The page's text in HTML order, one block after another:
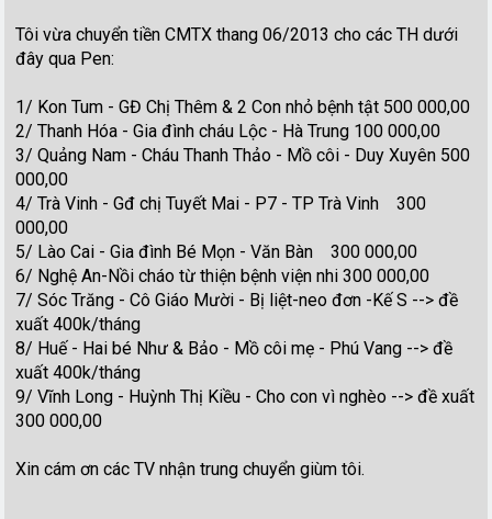
Tôi vừa chuyển tiền CMTX thang 06/2013 cho các TH dưới
đây qua Pen:
1/ Kon Tum - GĐ Chị Thêm & 2 Con nhỏ bệnh tật 500 000,00
2/ Thanh Hóa - Gia đình cháu Lộc - Hà Trung 100 000,00
3/ Quảng Nam - Cháu Thanh Thảo - Mồ côi - Duy Xuyên 500
000,00
4/ Trà Vinh - Gđ chị Tuyết Mai - P7 - TP Trà Vinh 300
000,00
5/ Lào Cai - Gia đình Bé Mọn - Văn Bàn 300 000,00
6/ Nghệ An-Nồi cháo từ thiện bệnh viện nhi 300 000,00
7/ Sóc Trăng - Cô Giáo Mười - Bị liệt-neo đơn -Kế S --> đề
xuất 400k/tháng
8/ Huế - Hai bé Như & Bảo - Mồ côi mẹ - Phú Vang --> đề
xuất 400k/tháng
9/ Vĩnh Long - Huỳnh Thị Kiều - Cho con vì nghèo --> đề xuất
300 000,00
Xin cám ơn các TV nhận trung chuyển giùm tôi.